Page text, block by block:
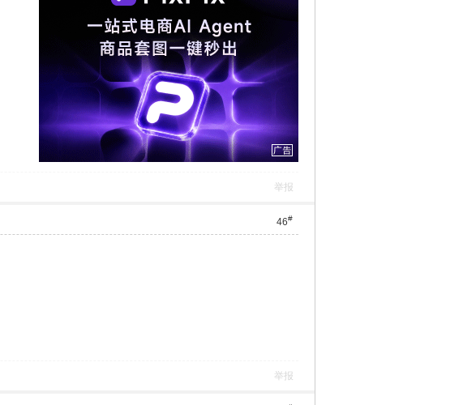
举报
46#
举报